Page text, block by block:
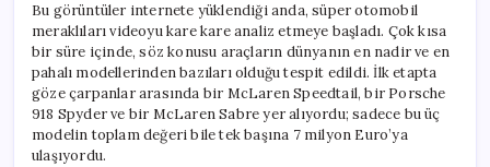
Bu görüntüler internete yüklendiği anda, süper otomobil
meraklıları videoyu kare kare analiz etmeye başladı. Çok kısa
bir süre içinde, söz konusu araçların dünyanın en nadir ve en
pahalı modellerinden bazıları olduğu tespit edildi. İlk etapta
göze çarpanlar arasında bir McLaren Speedtail, bir Porsche
918 Spyder ve bir McLaren Sabre yer alıyordu; sadece bu üç
modelin toplam değeri bile tek başına 7 milyon Euro’ya
ulaşıyordu.